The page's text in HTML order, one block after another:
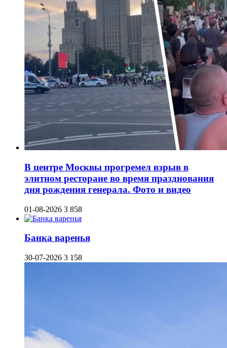
В центре Москвы прогремел взрыв в
элитном ресторане во время празднования
дня рождения генерала. Фото и видео
01-08-2026 3 858
Банка варенья
30-07-2026 3 158